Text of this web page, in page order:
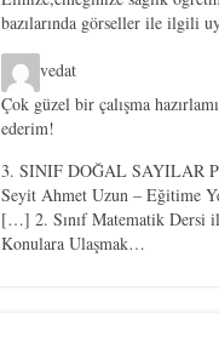
bazılarında görseller ile ilgili
vedat
Çok güzel bir çalışma
ederim!
3. SINIF DOĞAL SAYILAR
Seyit Ahmet Uzun – Eğitime
[…] 2. Sınıf Matematik Dersi
Konulara Ulaşmak…